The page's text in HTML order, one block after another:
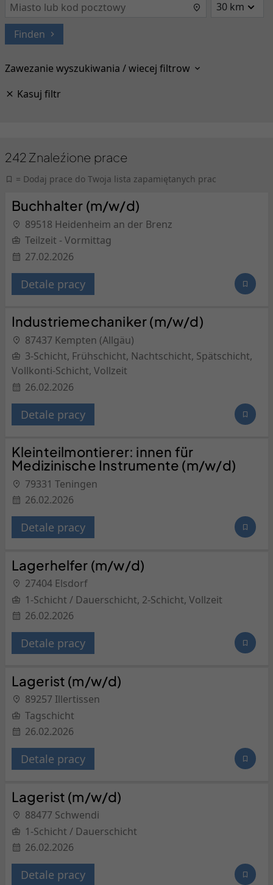
Finden
Zawezanie wyszukiwania / wiecej filtrow
Kasuj filtr
242 Znaleźione prace
= Dodaj prace do Twoja lista zapamiętanych prac
Buchhalter (m/w/d)
89518 Heidenheim an der Brenz
Teilzeit - Vormittag
27.02.2026
Detale pracy
Industriemechaniker (m/w/d)
87437 Kempten (Allgäu)
3-Schicht, Frühschicht, Nachtschicht, Spätschicht,
Vollkonti-Schicht, Vollzeit
26.02.2026
Detale pracy
Kleinteilmontierer: innen für
Medizinische Instrumente (m/w/d)
79331 Teningen
26.02.2026
Detale pracy
Lagerhelfer (m/w/d)
27404 Elsdorf
1-Schicht / Dauerschicht, 2-Schicht, Vollzeit
26.02.2026
Detale pracy
Lagerist (m/w/d)
89257 Illertissen
Tagschicht
26.02.2026
Detale pracy
Lagerist (m/w/d)
88477 Schwendi
1-Schicht / Dauerschicht
26.02.2026
Detale pracy